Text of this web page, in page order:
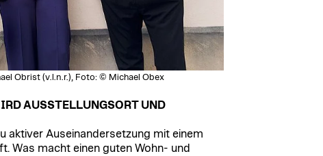
Obrist (v.l.n.r.), Foto: © Michael Obex
AUSSTELLUNGSORT UND
aktiver Auseinandersetzung mit einem
Was macht einen guten Wohn- und